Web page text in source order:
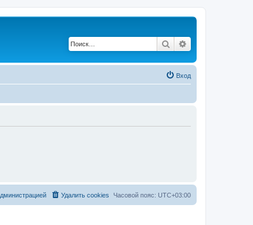
Поиск
Вход
Часовой пояс: UTC+03:00
Удалить cookies